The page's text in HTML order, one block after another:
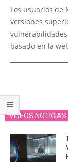
02-
Los usuarios de
versiones
basado en la
VIDEOS NOTICIAS